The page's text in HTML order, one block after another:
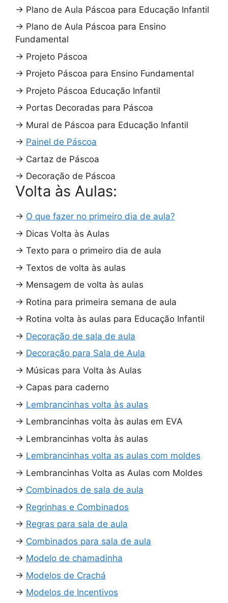
→ Plano de Aula Páscoa para Educação Infantil
→ Plano de Aula Páscoa para Ensino
Fundamental
→ Projeto Páscoa
→ Projeto Páscoa para Ensino Fundamental
→ Projeto Páscoa Educação Infantil
→ Portas Decoradas para Páscoa
→ Mural de Páscoa para Educação Infantil
→ Painel de Páscoa
→ Cartaz de Páscoa
→ Decoração de Páscoa
Volta às Aulas:
→ O que fazer no primeiro dia de aula?
→ Dicas Volta às Aulas
→ Texto para o primeiro dia de aula
→ Textos de volta às aulas
→ Mensagem de volta às aulas
→ Rotina para primeira semana de aula
→ Rotina volta às aulas para Educação Infantil
→ Decoração de sala de aula
→ Decoração para Sala de Aula
→ Músicas para Volta às Aulas
→ Capas para caderno
→ Lembrancinhas volta às aulas
→ Lembrancinhas volta às aulas em EVA
→ Lembrancinhas volta às aulas
→ Lembrancinhas volta as aulas com moldes
→ Lembrancinhas Volta as Aulas com Moldes
→ Combinados de sala de aula
→ Regrinhas e Combinados
→ Regras para sala de aula
→ Combinados para sala de aula
→ Modelo de chamadinha
→ Modelos de Crachá
→ Modelos de Incentivos